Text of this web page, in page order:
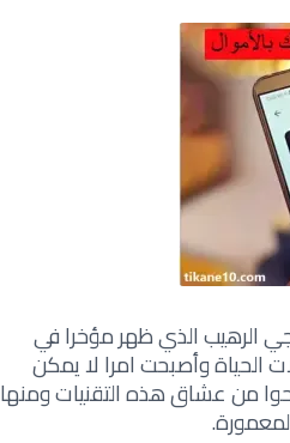
الرهيب الذي ظهر مؤخرا في
الحياة وأصبحت امرا لا يمكن
من عشاق هذه التقنيات ومنها